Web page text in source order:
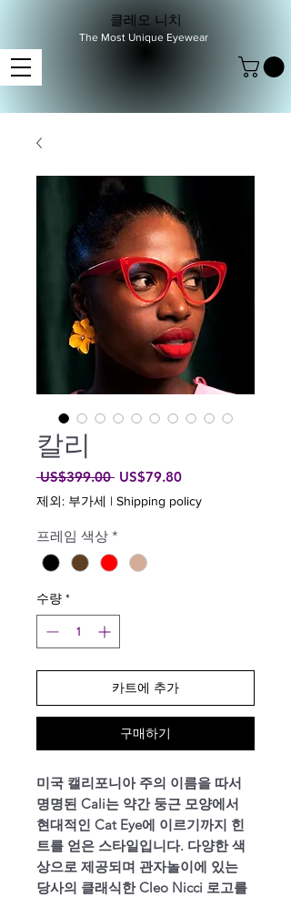
클레오 니치
The Most Unique Eyewear
칼리
US$399.00 일
반
가
US$79.80할
인
가
제외: 부가세 | Shipping policy
프레임 색상 *
수량 *
카트에 추가
구매하기
미국 캘리포니아 주의 이름을 따서
명명된 Cali는 약간 둥근 모양에서
현대적인 Cat Eye에 이르기까지 힌
트를 얻은 스타일입니다. 다양한 색
상으로 제공되며 관자놀이에 있는
당사의 클래식한 Cleo Nicci 로고를